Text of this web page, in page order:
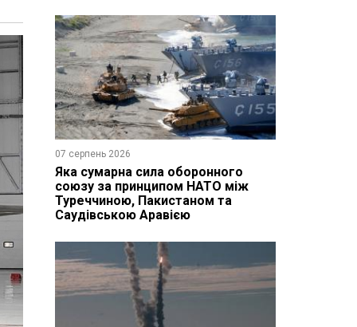
07 серпень 2026
Яка сумарна сила оборонного
союзу за принципом НАТО між
Туреччиною, Пакистаном та
Саудівською Аравією